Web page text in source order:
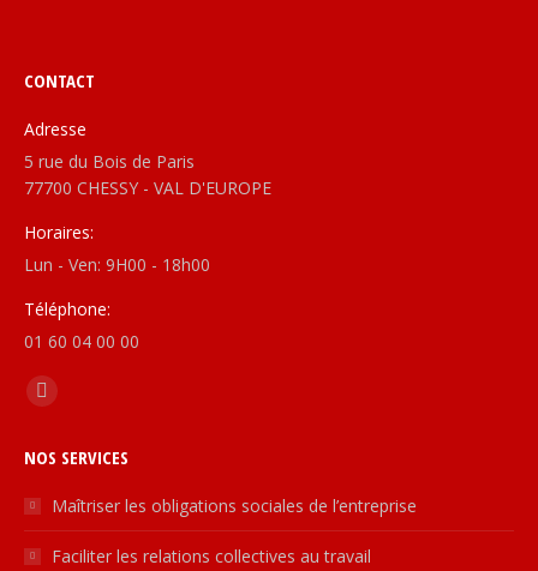
CONTACT
Adresse
5 rue du Bois de Paris
77700 CHESSY - VAL D'EUROPE
Horaires:
Lun - Ven: 9H00 - 18h00
Téléphone:
01 60 04 00 00
Find us on:
Linkedin
opens
in
new
window
NOS SERVICES
Maîtriser les obligations sociales de l’entreprise
Faciliter les relations collectives au travail